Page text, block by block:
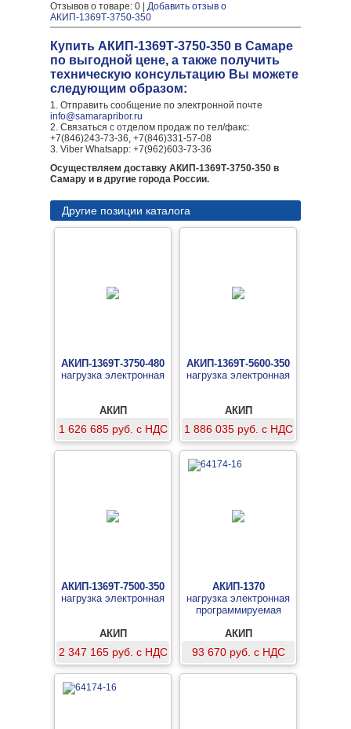
Отзывов о товаре: 0 | Добавить отзыв о
АКИП-1369Т-3750-350
Купить АКИП-1369Т-3750-350 в Самаре
по выгодной цене, а также получить
техническую консультацию Вы можете
следующим образом:
1. Отправить сообщение по электронной почте
info@samarapribor.ru
2. Связаться с отделом продаж по тел/факс:
+7(846)243-73-36, +7(846)331-57-08
3. Viber Whatsapp: +7(962)603-73-36
Осуществляем доставку АКИП-1369Т-3750-350 в
Самару и в другие города России.
Другие позиции каталога
АКИП-1369Т-3750-480
нагрузка электронная
АКИП
1 626 685 руб. с НДС
АКИП-1369Т-5600-350
нагрузка электронная
АКИП
1 886 035 руб. с НДС
АКИП-1369Т-7500-350
нагрузка электронная
АКИП
2 347 165 руб. с НДС
АКИП-1370
нагрузка электронная
программируемая
АКИП
93 670 руб. с НДС